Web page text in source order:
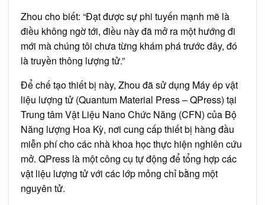
Zhou cho biết: “Đạt được sự phi tuyến mạnh mẽ là
điều không ngờ tới, điều này đã mở ra một hướng đi
mới mà chúng tôi chưa từng khám phá trước đây, đó
là truyền thông lượng tử.”
Để chế tạo thiết bị này, Zhou đã sử dụng Máy ép vật
liệu lượng tử (Quantum Material Press – QPress) tại
Trung tâm Vật Liệu Nano Chức Năng (CFN) của Bộ
Năng lượng Hoa Kỳ, nơi cung cấp thiết bị hàng đầu
miễn phí cho các nhà khoa học thực hiện nghiên cứu
mở. QPress là một công cụ tự động để tổng hợp các
vật liệu lượng tử với các lớp mỏng chỉ bằng một
nguyên tử.